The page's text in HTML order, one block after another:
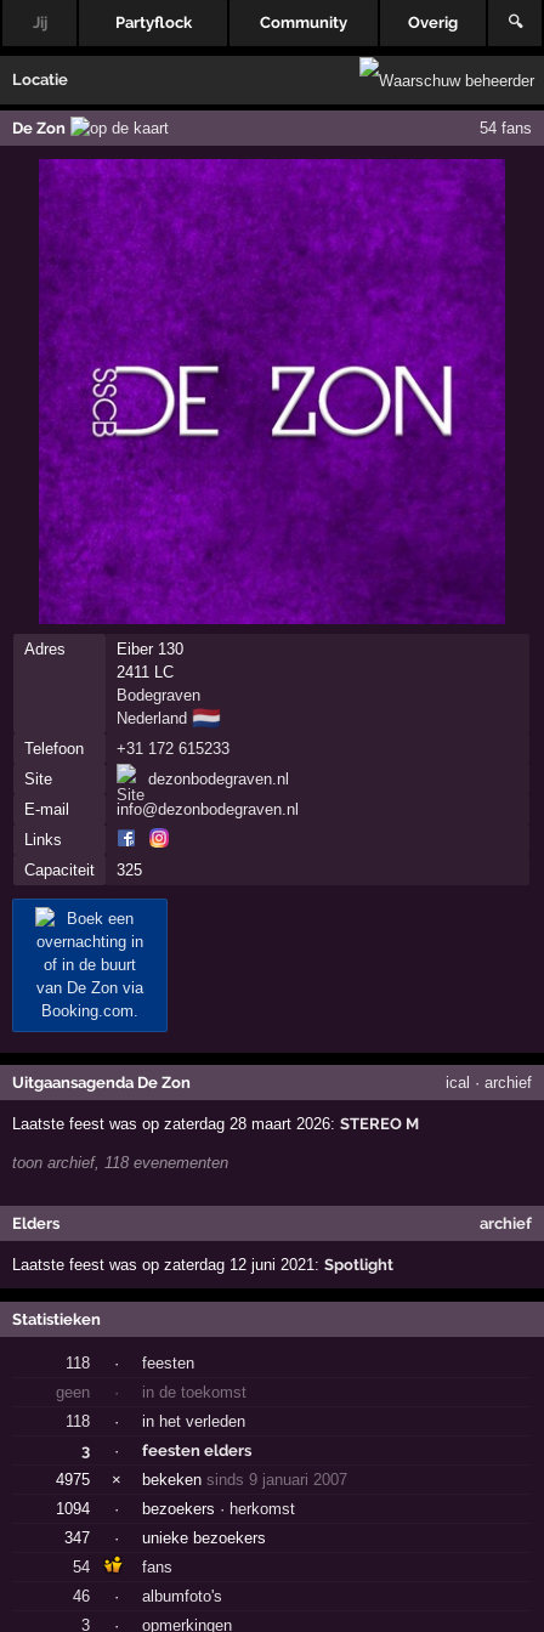
Jij Partyflock Community Overig 🔍
Locatie
De Zon 54 fans
Adres
Eiber 130
2411 LC
Bodegraven
Nederland 🇳🇱
Telefoon
+31 172 615233
Site
dezonbodegraven.nl
E-mail
info@dezonbodegraven.nl
Links
Capaciteit
325
Uitgaansagenda De Zon ical · archief
Laatste feest was op zaterdag 28 maart 2026:STEREO M
toon archief, 118 evenementen
Elders archief
Laatste feest was op zaterdag 12 juni 2021:Spotlight
Statistieken
118 ·
feesten
geen
·
in de toekomst
118
·
in het verleden
3
·
feesten elders
4975
× bekekensinds 9 januari 2007
1094
· bezoekers · herkomst
347
·
unieke bezoekers
54
fans
46
·
albumfoto's
3
· opmerkingen